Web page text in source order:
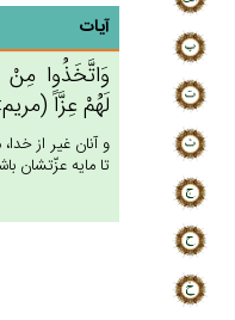
آیات
وَاتَّخَذُوا مِنْ‌
لَهُم‌ْ عِزَّاً (مريم: 81)
و آنان غير از
تا مايه عزّتشان